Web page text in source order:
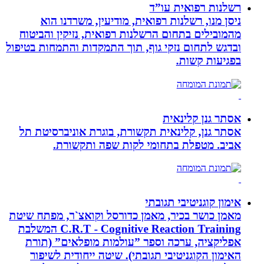
רשלנות רפואית עו”ד
ניסן מנו, רשלנות רפואית, מודיעין, משרדנו הוא
מהמובילים בתחום הרשלנות רפואית, נזיקין והביטוח
ובדגש לתחום נזקי גוף, תוך התמקדות והתמחות בטיפול
בפגיעות קשות.
אסתר גנן קלינאית
אסתר גנן, קלינאית תקשורת, בוגרת אוניברסיטת תל
אביב. מטפלת בתחומי לקות שפה ותקשורת.
אימון קוגניטיבי תגובתי
מאמן כושר בכיר, מאמן כדורסל וקואצ`ר, מפתח שיטת
C.R.T - Cognitive Reaction Training המשלבת
אפליקציה, ערכה וספר ”עולמות מופלאים” (תורת
האימון הקוגניטיבי תגובתי). שיטה ייחודית לשיפור